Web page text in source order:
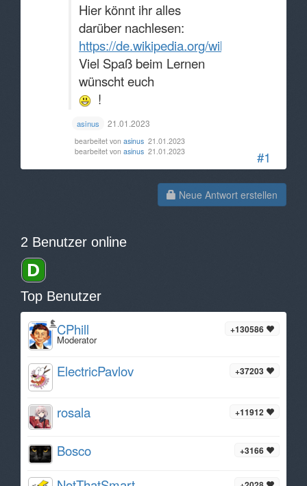
#1
Hier könnt ihr alles
darüber nachlesen:
https://de.wikipedia.org/wiki/
Viel Spaß beim Lernen
wünscht euch
!
asinus 21.01.2023
bearbeitet von asinus 21.01.2023
bearbeitet von asinus 21.01.2023
Neue Antwort erstellen
2 Benutzer online
Top Benutzer
+130586
CPhill
Moderator
+37203
ElectricPavlov
+11912
rosala
+3166
Bosco